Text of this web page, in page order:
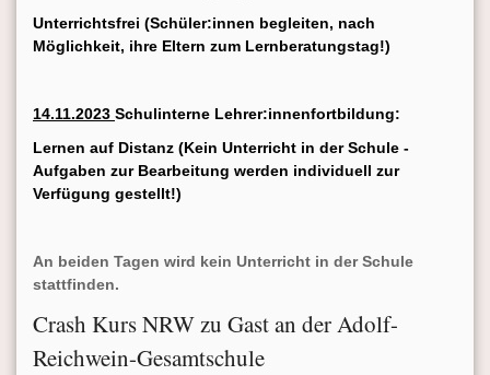
Unterrichtsfrei (Schüler:innen begleiten, nach
Möglichkeit, ihre Eltern zum Lernberatungstag!)
14.11.2023 Schulinterne Lehrer:innenfortbildung:
Lernen auf Distanz (Kein Unterricht in der Schule -
Aufgaben zur Bearbeitung werden individuell zur
Verfügung gestellt!)
An beiden Tagen wird kein Unterricht in der Schule
stattfinden.
Crash Kurs NRW zu Gast an der Adolf-
Reichwein-Gesamtschule